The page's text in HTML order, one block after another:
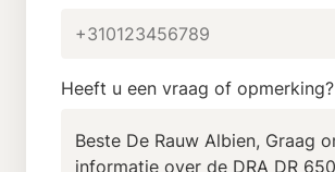
Heeft u een vraag of opmerking?